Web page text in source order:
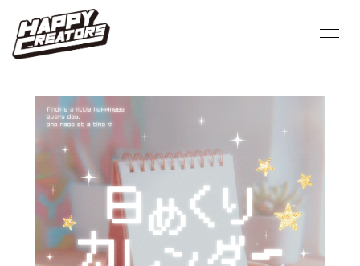
PROFILE SCHEDULE
VIDEO DISCOGRAPHY
BLOG MOVIE
PHOTO Q&A